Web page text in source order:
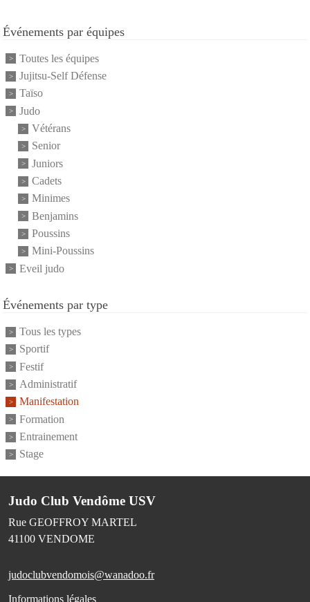
Événements par équipes
Toutes les équipes
Jujitsu-Self Défense
Taïso
Judo
Vétérans
Senior
Juniors
Cadets
Minimes
Benjamins
Poussins
Mini-Poussins
Eveil judo
Événements par type
Tous les types
Sportif
Festif
Administratif
Manifestation
Formation
Entrainement
Stage
Judo Club Vendôme USV
Rue GEOFFROY MARTEL
41100 VENDOME
judoclubvendomois@wanadoo.fr
Informations légales